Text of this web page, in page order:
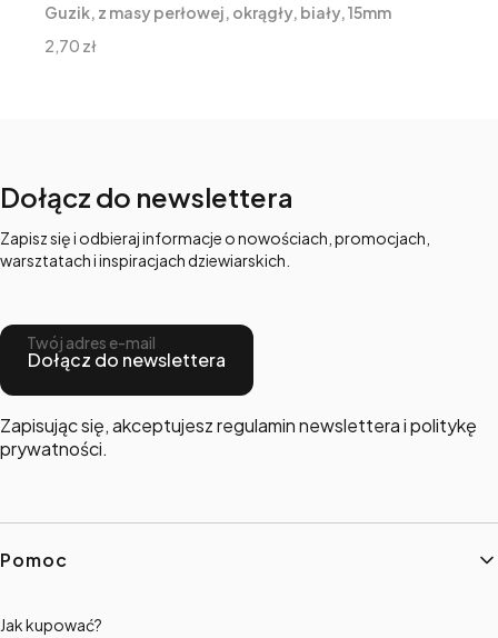
Guzik, z masy perłowej, okrągły, biały, 15mm
Cena
2,70 zł
Dołącz do newslettera
Zapisz się i odbieraj informacje o nowościach, promocjach,
warsztatach i inspiracjach dziewiarskich.
Twój adres e-mail
Dołącz do newslettera
Zapisując się, akceptujesz regulamin newslettera i politykę
prywatności.
Linki w stopce
Pomoc
Jak kupować?